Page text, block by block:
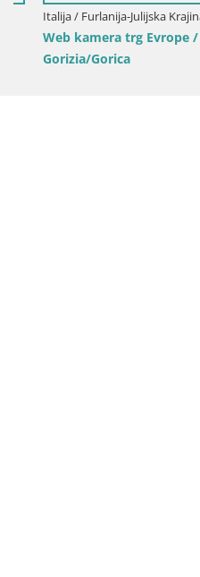
Italija / Furlanija-Julijska Krajina /
Web kamera trg Evrope /
Gorizia/Gorica